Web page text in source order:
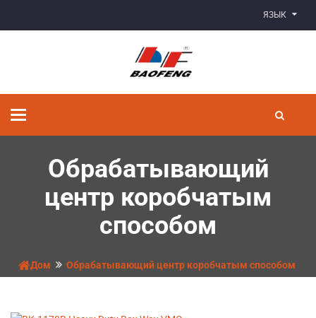
ЯЗЫК
Переключить
Обрабатывающий
центр коробчатым
способом
Дом Обрабатывающий центр коробчатым способом